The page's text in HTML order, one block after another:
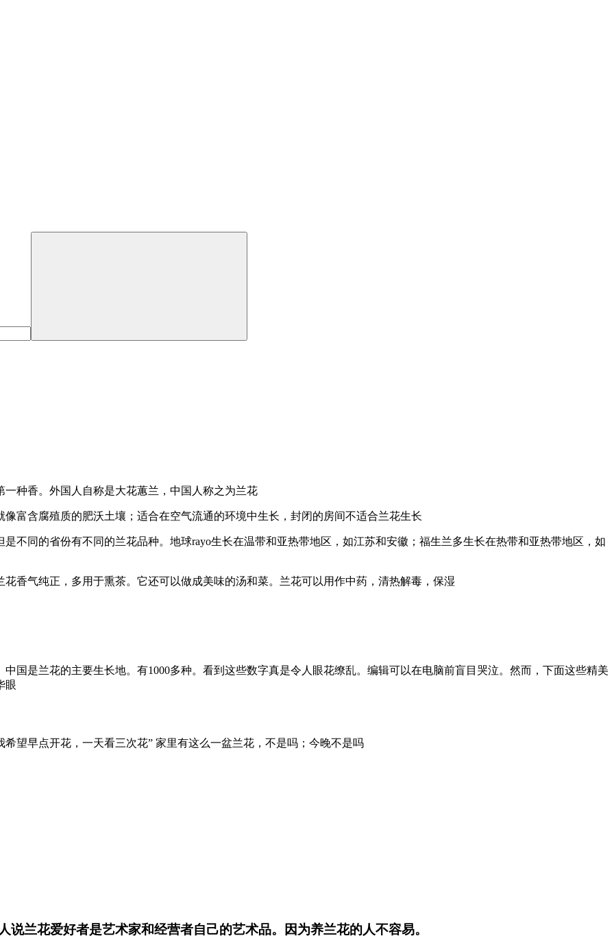
种香。外国人自称是大花蕙兰，中国人称之为兰花
富含腐殖质的肥沃土壤；适合在空气流通的环境中生长，封闭的房间不适合兰花生长
不同的省份有不同的兰花品种。地球rayo生长在温带和亚热带地区，如江苏和安徽；福生兰多生长在热带和亚热带地区，如
香气纯正，多用于熏茶。它还可以做成美味的汤和菜。兰花可以用作中药，清热解毒，保湿
国是兰花的主要生长地。有1000多种。看到这些数字真是令人眼花缭乱。编辑可以在电脑前盲目哭泣。然而，下面这些精美
眼
望早点开花，一天看三次花” 家里有这么一盆兰花，不是吗；今晚不是吗
兰花爱好者是艺术家和经营者自己的艺术品。因为养兰花的人不容易。